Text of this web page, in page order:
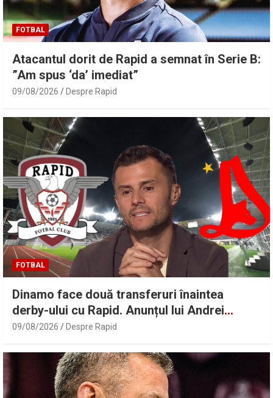
FOTBAL
Atacantul dorit de Rapid a semnat în Serie B:
”Am spus ‘da’ imediat”
09/08/2026 Despre Rapid
FOTBAL
Dinamo face două transferuri înaintea
derby-ului cu Rapid. Anunțul lui Andrei
Nicolescu
09/08/2026 Despre Rapid